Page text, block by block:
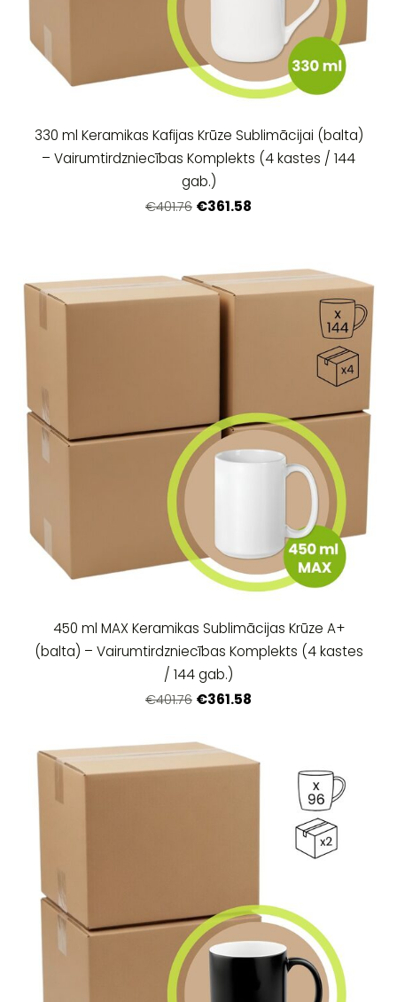
330 ml Keramikas Kafijas Krūze Sublimācijai (balta)
– Vairumtirdzniecības Komplekts (4 kastes / 144
gab.)
€401.76 €361.58
450 ml MAX Keramikas Sublimācijas Krūze A+
(balta) – Vairumtirdzniecības Komplekts (4 kastes
/ 144 gab.)
€401.76 €361.58